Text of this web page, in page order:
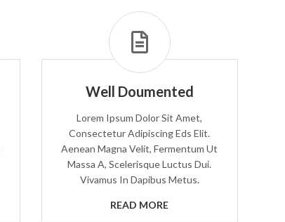
Well Doumented
Lorem Ipsum Dolor Sit Amet,
Consectetur Adipiscing Eds Elit.
Aenean Magna Velit, Fermentum Ut
Massa A, Scelerisque Luctus Dui.
Vivamus In Dapibus Metus.
READ MORE